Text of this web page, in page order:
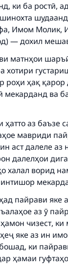
ки ба
шинохта
Имом
— дохил
матнҳои
хотири
роҳи ҳақ
мекарданд
аз баъзе
мавриди
аст далеле
далелҳои
халал ворид
интишор
пайрави
аз ӯ
чизест,
яке аз ин
ки
ҳамаи
on
support is
leads others
same reward as
Support